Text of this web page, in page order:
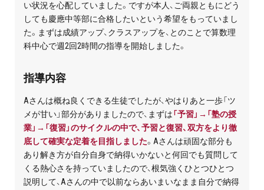
プロ教師が届ける
公式LINE＠
お問い合わせ・資料請求
無料体験授業とは
い状況を心配していました。ですが本人、ご両親ともにどう
しても慶應中等部に合格したいという希望をもっていまし
た。まずは成績アップ、クラスアップを、とのことで算数理
科中心で週2回2時間の指導を開始しました。
指導内容
Aさんは概ね良くできる生徒でしたが、やはりあと一歩「ツ
メが甘い」部分がありましたので、まずは「予習」→「塾の授
業」→「復習」のサイクルの中で、予習と復習、双方をより徹
底して確実な定着を目指しました。Aさんは頑固な部分も
あり解き方が自分自身で納得いかないと何回でも質問して
くる熱心さを持っていましたので、根気強くひとつひとつ
説明して、Aさんの中で以前ならあいまいなまま自分で納得